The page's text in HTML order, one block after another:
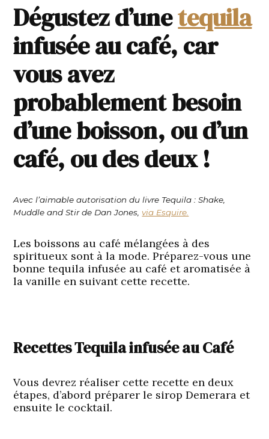
Dégustez d’unetequila
infusée au café, car
vous avez
probablement besoin
d’une boisson, ou d’un
café, ou des deux !
Avec l’aimable autorisation du livre Tequila : Shake,
Muddle and Stir de Dan Jones,via Esquire.
Les boissons au café mélangées à des
spiritueux sont à la mode. Préparez-vous une
bonnetequila infusée au café et aromatisée à
la vanille en suivant cette recette.
Recettes Tequila infusée au Café
Vous devrez réaliser cette recette en deux
étapes, d’abord préparer le sirop Demerara et
ensuite le cocktail.